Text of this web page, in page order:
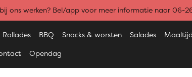
ons werken? Bel/app voor meer informatie naar 06-
Rollades BBQ Snacks & worsten Salades
Opendag